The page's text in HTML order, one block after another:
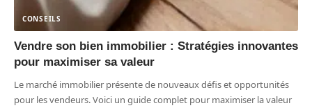
CONSEILS
Vendre son bien immobilier : Stratégies innovantes
pour maximiser sa valeur
Le marché immobilier présente de nouveaux défis et opportunités
pour les vendeurs. Voici un guide complet pour maximiser la valeur